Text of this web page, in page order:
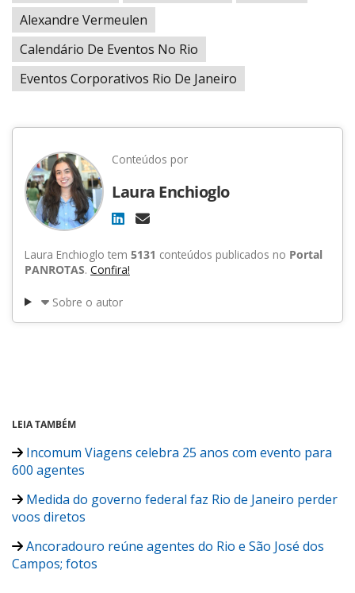
Alexandre Vermeulen
Calendário De Eventos No Rio
Eventos Corporativos Rio De Janeiro
Conteúdos por
Laura Enchioglo
Laura Enchioglo tem 5131 conteúdos publicados no Portal
PANROTAS. Confira!
Sobre o autor
LEIA TAMBÉM
Incomum Viagens celebra 25 anos com evento para
600 agentes
Medida do governo federal faz Rio de Janeiro perder
voos diretos
Ancoradouro reúne agentes do Rio e São José dos
Campos; fotos